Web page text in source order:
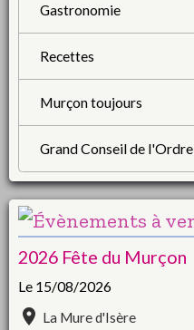
Gastronomie
Recettes
Murçon toujours
Grand Conseil de l'Ordre
2026 Fête du Murçon
Le 15/08/2026
La Mure d'Isère